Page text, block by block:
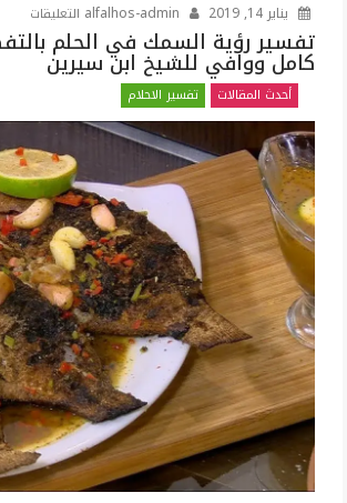
يناير 14, 2019 التعليقات
شرح
كامل
للشيخ
ابن
تفسير رؤية السمك في الحلم
كامل ووافي للشيخ ابن سيرين
أحدث المقالات تفسير الاحلام